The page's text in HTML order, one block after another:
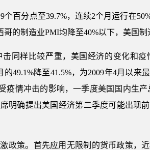
个百分点至39.7%，连续2个月运行在
的制造业PMI均降至40%以下，美国制
同样比较严重，美国经济的变化和
49.1%降至41.5%，为2009年4月以来
疫情冲击的影响，一季度美国国内生
明确提出美国经济第二季度可能出现
政策。首先应用无限制的货币政策，